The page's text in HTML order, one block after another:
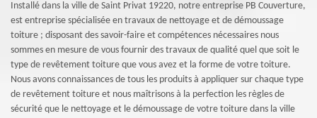
Installé dans la ville de Saint Privat 19220, notre entreprise PB Couverture,
est entreprise spécialisée en travaux de nettoyage et de démoussage
toiture ; disposant des savoir-faire et compétences nécessaires nous
sommes en mesure de vous fournir des travaux de qualité quel que soit le
type de revêtement toiture que vous avez et la forme de votre toiture.
Nous avons connaissances de tous les produits à appliquer sur chaque type
de revêtement toiture et nous maîtrisons à la perfection les règles de
sécurité que le nettoyage et le démoussage de votre toiture dans la ville